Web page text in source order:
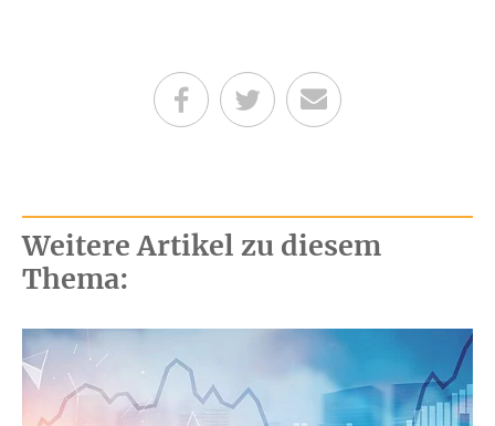
Teilen auf Facebook
Teilen auf Twitter
Per E-Mail senden
Weitere Artikel zu diesem
Thema: